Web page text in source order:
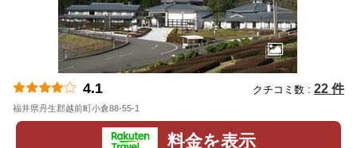
4.1 クチコミ数 : 22 件
福井県丹生郡越前町小倉88-55-1
料金を表示